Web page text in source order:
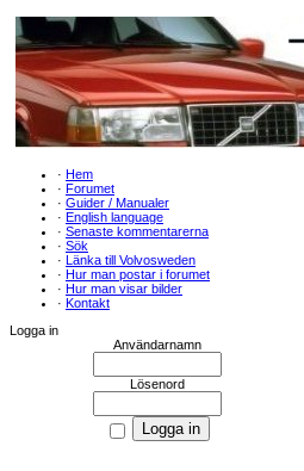
· Hem
· Forumet
· Guider / Manualer
· English language
· Senaste kommentarerna
· Sök
· Länka till Volvosweden
· Hur man postar i forumet
· Hur man visar bilder
· Kontakt
Logga in
Användarnamn
Lösenord